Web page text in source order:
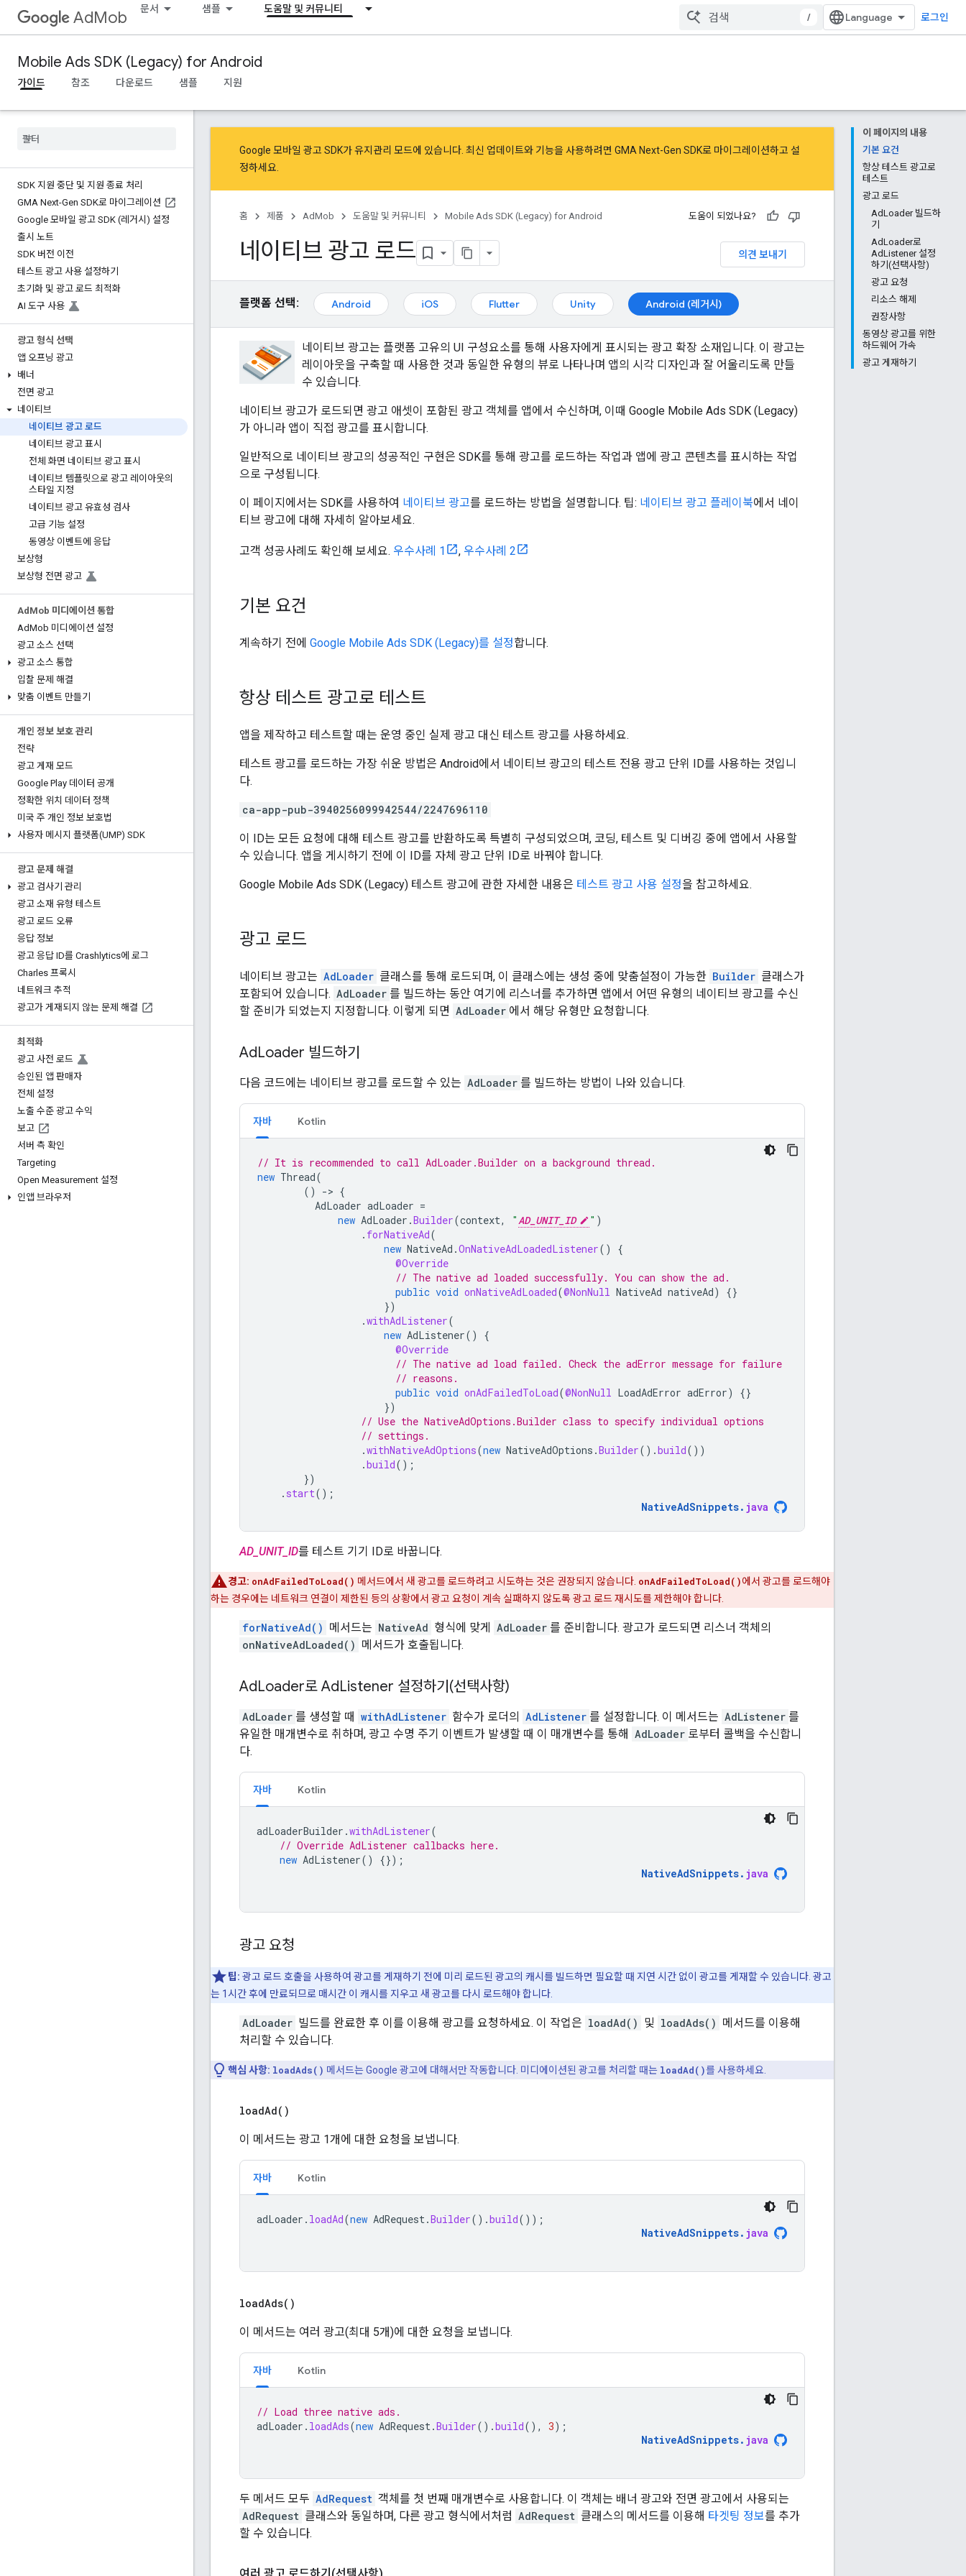
AdMob 문서 샘플 도움말 및 커뮤니티
/ 로그인
Mobile Ads SDK (Legacy) for Android
가이드 참조 다운로드 샘플 지원
SDK 지원 중단 및 지원 종료 처리
GMA Next-Gen SDK로 마이그레이션
Google 모바일 광고 SDK (레거시) 설정
출시 노트
SDK 버전 이전
테스트 광고 사용 설정하기
초기화 및 광고 로드 최적화
AI 도구 사용
광고 형식 선택
앱 오프닝 광고
배너
전면 광고
네이티브
네이티브 광고 로드
네이티브 광고 표시
전체 화면 네이티브 광고 표시
네이티브 템플릿으로 광고 레이아웃의
스타일 지정
네이티브 광고 유효성 검사
고급 기능 설정
동영상 이벤트에 응답
보상형
보상형 전면 광고
Ad Mob 미디에이션 통합
AdMob 미디에이션 설정
광고 소스 선택
광고 소스 통합
입찰 문제 해결
맞춤 이벤트 만들기
개인 정보 보호 관리
전략
광고 게재 모드
Google Play 데이터 공개
정확한 위치 데이터 정책
미국 주 개인 정보 보호법
사용자 메시지 플랫폼(UMP) SDK
광고 문제 해결
광고 검사기 관리
광고 소재 유형 테스트
광고 로드 오류
응답 정보
광고 응답 ID를 Crashlytics에 로그
Charles 프록시
네트워크 추적
광고가 게재되지 않는 문제 해결
최적화
광고 사전 로드
승인된 앱 판매자
전체 설정
노출 수준 광고 수익
보고
서버 측 확인
Targeting
Open Measurement 설정
인앱 브라우저
이 페이지의 내용
기본 요건
항상 테스트 광고로
테스트
광고 로드
AdLoader 빌드하
기
AdLoader로
AdListener 설정
하기(선택사항)
광고 요청
리소스 해제
권장사항
동영상 광고를 위한
하드웨어 가속
광고 게재하기
Google 모바일 광고 SDK가 유지관리 모드에 있습니다. 최신 업데이트와 기능을 사용하려면 GMA Next-Gen SDK로 마이그레이션하고 설
정하세요.
홈 제품 AdMob 도움말 및 커뮤니티 Mobile Ads SDK (Legacy) for Android 도움이 되었나요?
의견 보내기
네이티브 광고 로드
플랫폼 선택: Android iOS Flutter Unity Android (레거시)
네이티브 광고는 플랫폼 고유의 UI 구성요소를 통해 사용자에게 표시되는 광고 확장 소재입니다. 이 광고는
레이아웃을 구축할 때 사용한 것과 동일한 유형의 뷰로 나타나며 앱의 시각 디자인과 잘 어울리도록 만들
수 있습니다.
네이티브 광고가 로드되면 광고 애셋이 포함된 광고 객체를 앱에서 수신하며, 이때 Google Mobile Ads SDK (Legacy)
가 아니라 앱이 직접 광고를 표시합니다.
일반적으로 네이티브 광고의 성공적인 구현은 SDK를 통해 광고를 로드하는 작업과 앱에 광고 콘텐츠를 표시하는 작업
으로 구성됩니다.
이 페이지에서는 SDK를 사용하여 네이티브 광고를 로드하는 방법을 설명합니다. 팁: 네이티브 광고 플레이북에서 네이
티브 광고에 대해 자세히 알아보세요.
고객 성공사례도 확인해 보세요. 우수사례 1 , 우수사례 2
기본 요건
계속하기 전에 Google Mobile Ads SDK (Legacy)를 설정합니다.
항상 테스트 광고로 테스트
앱을 제작하고 테스트할 때는 운영 중인 실제 광고 대신 테스트 광고를 사용하세요.
테스트 광고를 로드하는 가장 쉬운 방법은 Android에서 네이티브 광고의 테스트 전용 광고 단위 ID를 사용하는 것입니
다.
ca-app-pub-3940256099942544/2247696110
이 ID는 모든 요청에 대해 테스트 광고를 반환하도록 특별히 구성되었으며, 코딩, 테스트 및 디버깅 중에 앱에서 사용할
수 있습니다. 앱을 게시하기 전에 이 ID를 자체 광고 단위 ID로 바꿔야 합니다.
Google Mobile Ads SDK (Legacy) 테스트 광고에 관한 자세한 내용은 테스트 광고 사용 설정을 참고하세요.
광고 로드
네이티브 광고는 AdLoader 클래스를 통해 로드되며, 이 클래스에는 생성 중에 맞춤설정이 가능한 Builder 클래스가
포함되어 있습니다. AdLoader 를 빌드하는 동안 여기에 리스너를 추가하면 앱에서 어떤 유형의 네이티브 광고를 수신
할 준비가 되었는지 지정합니다. 이렇게 되면 AdLoader 에서 해당 유형만 요청합니다.
AdLoader 빌드하기
다음 코드에는 네이티브 광고를 로드할 수 있는 AdLoader 를 빌드하는 방법이 나와 있습니다.
자바 Kotlin
// It is recommended to call AdLoader.Builder on a background thread.
new Thread(
()
-> {
AdLoader adLoader =
new AdLoader .Builder(context, "AD_UNIT_ID " )
. forNativeAd(
new NativeAd .OnNativeAdLoadedListener()
{
@Override
// The native ad loaded successfully. You can show the ad.
public void onNativeAdLoaded(@NonNull NativeAd nativeAd)
{}
})
.withAdListener(
new AdListener()
{
@Override
// The native ad load failed. Check the adError message for failure
// reasons.
public void onAdFailedToLoad(@NonNull LoadAdError adError)
{}
})
// Use the NativeAdOptions.Builder class to specify individual options
// settings.
.withNativeAdOptions(new NativeAdOptions .Builder().build())
.build();
})
. start();
NativeAdSnippets. java
AD_UNIT_ID를 테스트 기기 ID로 바꿉니다.
경고: onAdFailedToLoad() 메서드에서 새 광고를 로드하려고 시도하는 것은 권장되지 않습니다. onAdFailedToLoad()에서 광고를 로드해야
하는 경우에는 네트워크 연결이 제한된 등의 상황에서 광고 요청이 계속 실패하지 않도록 광고 로드 재시도를 제한해야 합니다.
forNativeAd() 메서드는 NativeAd 형식에 맞게 AdLoader 를 준비합니다. 광고가 로드되면 리스너 객체의
onNativeAdLoaded() 메서드가 호출됩니다.
AdLoader로 AdListener 설정하기(선택사항)
AdLoader 를 생성할 때 withAdListener 함수가 로더의 AdListener 를 설정합니다. 이 메서드는 AdListener 를
유일한 매개변수로 취하며, 광고 수명 주기 이벤트가 발생할 때 이 매개변수를 통해 AdLoader 로부터 콜백을 수신합니
다.
자바 Kotlin
adLoaderBuilder .withAdListener(
// Override AdListener callbacks here.
new AdListener()
{});
NativeAdSnippets. java
광고 요청
팁: 광고 로드 호출을 사용하여 광고를 게재하기 전에 미리 로드된 광고의 캐시를 빌드하면 필요할 때 지연 시간 없이 광고를 게재할 수 있습니다. 광고
는 1시간 후에 만료되므로 매시간 이 캐시를 지우고 새 광고를 다시 로드해야 합니다.
AdLoader 빌드를 완료한 후 이를 이용해 광고를 요청하세요. 이 작업은 loadAd() 및 loadAds() 메서드를 이용해
처리할 수 있습니다.
핵심 사항: loadAds() 메서드는 Google 광고에 대해서만 작동합니다. 미디에이션된 광고를 처리할 때는 loadAd()를 사용하세요.
loadAd( )
이 메서드는 광고 1개에 대한 요청을 보냅니다.
자바 Kotlin
adLoader . loadAd(new AdRequest.Builder().build());
NativeAdSnippets. java
loadAds( )
이 메서드는 여러 광고(최대 5개)에 대한 요청을 보냅니다.
자바 Kotlin
// Load three native ads.
adLoader . loadAds(new AdRequest.Builder().build(), 3);
NativeAdSnippets. java
두 메서드 모두 AdRequest 객체를 첫 번째 매개변수로 사용합니다. 이 객체는 배너 광고와 전면 광고에서 사용되는
AdRequest 클래스와 동일하며, 다른 광고 형식에서처럼 AdRequest 클래스의 메서드를 이용해 타겟팅 정보를 추가
할 수 있습니다.